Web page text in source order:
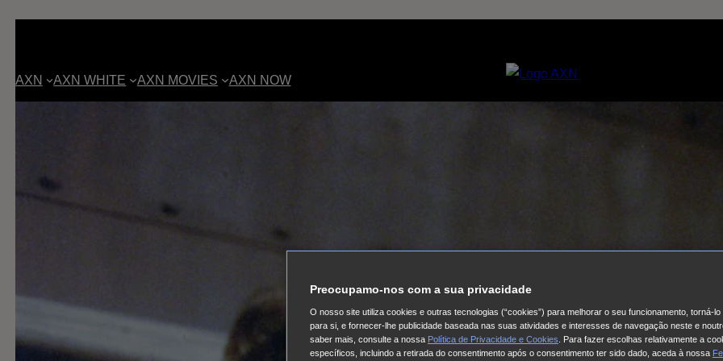
AXN AXN WHITE AXN MOVIES AXN NOW
Preocupamo-nos com a sua privacidade
O nosso site utiliza cookies e outras tecnologias (“cookies”) para melhorar o seu funcionamento, torná-
para si, e fornecer-lhe publicidade baseada nas suas atividades e interesses de navegação neste e
saber mais, consulte a nossa Política de Privacidade e Cookies . Para fazer escolhas relativamente a
específicos, incluindo a retirada do consentimento após o consentimento ter sido dado, aceda à nossa